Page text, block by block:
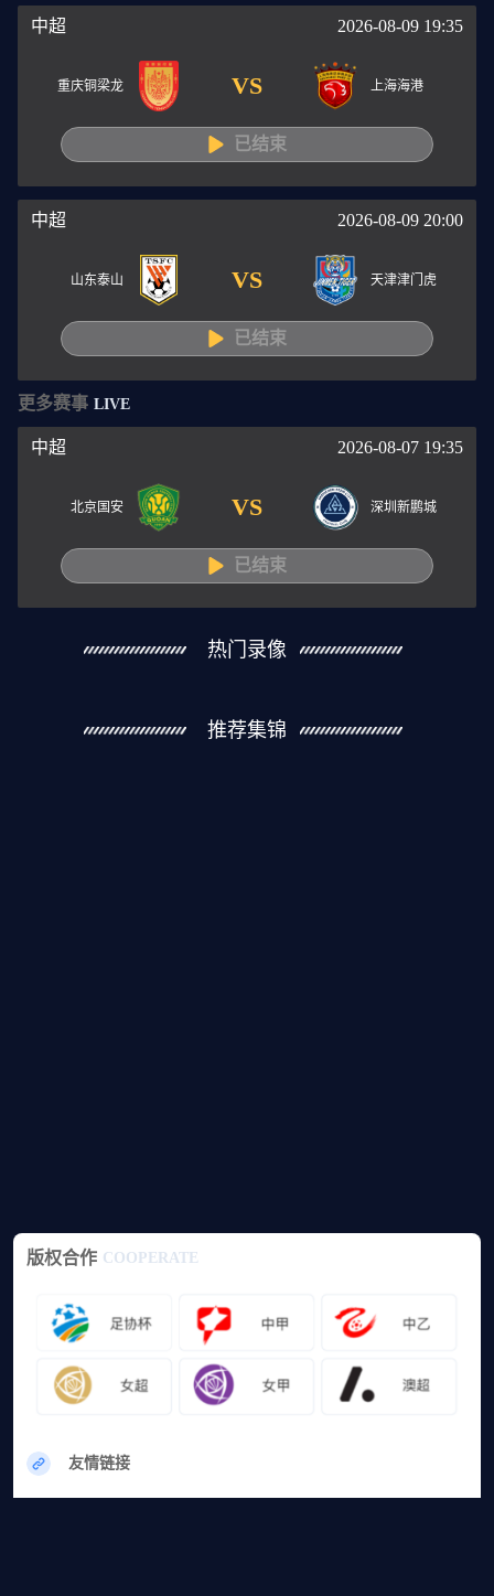
中超 2026-08-09 19:35
重庆铜梁龙 VS 上海海港
已结束
中超 2026-08-09 20:00
山东泰山 VS 天津津门虎
已结束
更多赛事 LIVE
中超 2026-08-07 19:35
北京国安 VS 深圳新鹏城
已结束
热门录像
推荐集锦
版权合作 COOPERATE
友情链接